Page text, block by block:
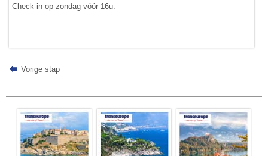
Check-in op zondag vóór 16u.
Vorige stap